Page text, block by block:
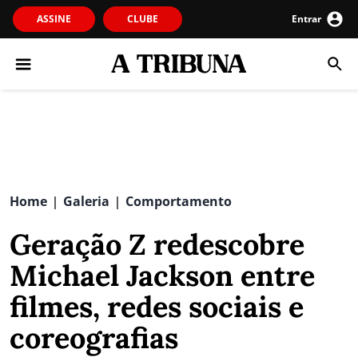
ASSINE CLUBE Entrar
Home | Galeria | Comportamento
Geração Z redescobre
Michael Jackson entre
filmes, redes sociais e
coreografias